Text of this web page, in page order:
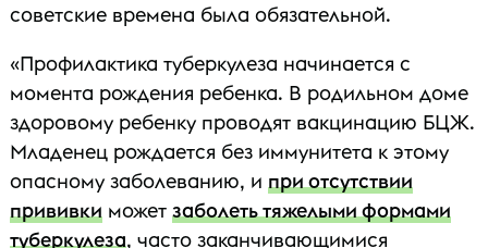
советские времена была обязательной.
«Профилактика туберкулеза начинается с
момента рождения ребенка. В родильном доме
здоровому ребенку проводят вакцинацию БЦЖ.
Младенец рождается без иммунитета к этому
опасному заболеванию, и при отсутствии
прививкиможет заболеть тяжелыми формами
туберкулеза, часто заканчивающимися